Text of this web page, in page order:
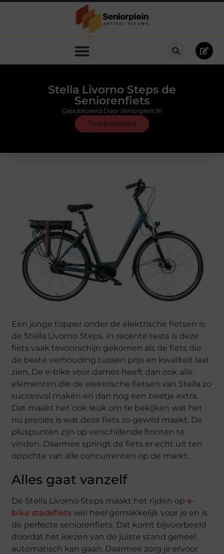
Stella Livorno Steps de
Seniorenfiets
Tweewielers
Gepubliceerd Door Seniorplein.nl
Een jonge topper onder de elektrische fietsen is
de Stella Livorno Steps. In recente tests is deze
fiets vaak tevoorschijn gekomen als de fiets die
de beste verhouding tussen prijs en kwaliteit laat
zien. De e-bike voor dames heeft dan ook alle
elementen die de elektrische fietsen van Stella zo
succesvol maken en dan nog een beetje extra.
Dat maakt het ook leuk om te bekijken wat het
nu precies is wat deze fiets zo gewild maakt. De
pluspunten zijn op verschillende fronten te
vinden. Daarmee springt de fiets er echt uit ten
opzichte van alle concurrenten op de markt.
Alles gaat vanzelf
De Stella Livorno Steps maakt het rijden op e-
bike stadsfiets wel heel gemakkelijk voor je en is
de perfecte seniorenfiets. Dat komt bijvoorbeeld
doordat het kiezen van de juiste stand geheel
automatisch kan gaan. Daarmee zorg je ervoor